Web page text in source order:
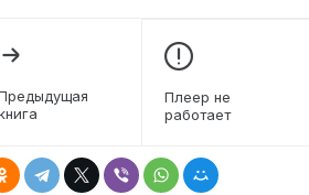
Плеер не
работает